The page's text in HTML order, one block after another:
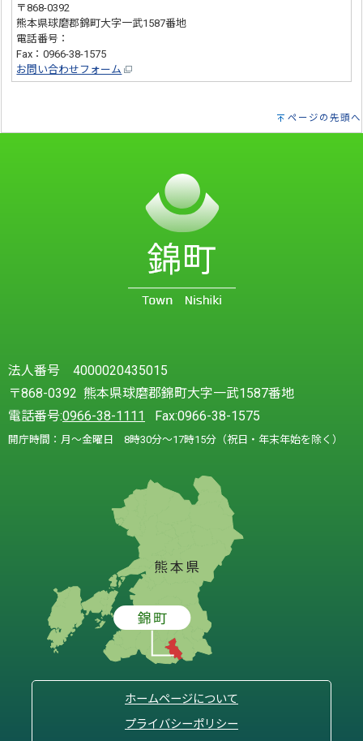
〒868-0392
熊本県球磨郡錦町大字一武1587番地
電話番号：
Fax：0966-38-1575
お問い合わせフォーム
ページの先頭へ
法人番号 4000020435015
〒868-0392 熊本県球磨郡錦町大字一武1587番地
電話番号:0966-38-1111 Fax:0966-38-1575
開庁時間：月～金曜日 8時30分～17時15分（祝日・年末年始を除く）
ホームページについて
プライバシーポリシー